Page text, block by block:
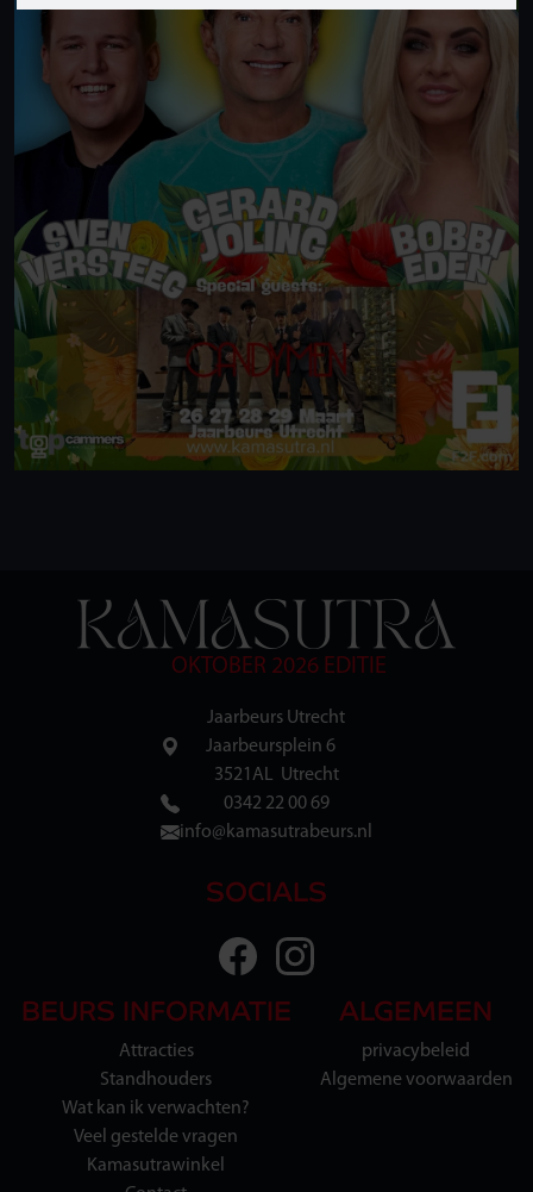
OKTOBER 2026 EDITIE
Jaarbeurs Utrecht
Jaarbeursplein 6
3521AL Utrecht
0342 22 00 69
info@kamasutrabeurs.nl
BEURS INFORMATIE
Attracties
Standhouders
Wat kan ik verwachten?
Veel gestelde vragen
Kamasutrawinkel
ALGEMEEN
privacybeleid
Algemene voorwaarden
SOCIALS